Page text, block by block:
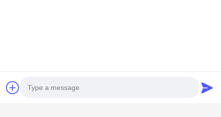
populaire categorieën Alle